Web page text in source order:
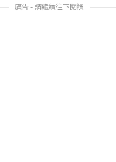
廣告 - 請繼續往下閱讀